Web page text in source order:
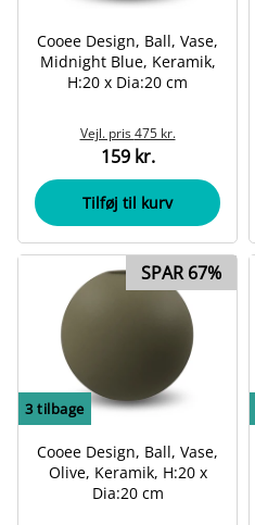
Cooee Design, Ball, Vase,
Midnight Blue, Keramik,
H:20 x Dia:20 cm
Vejl. pris475 kr.
159 kr.
Tilføj til kurv
3tilbage
SPAR 67%
Cooee Design, Ball, Vase,
Olive, Keramik, H:20 x
Dia:20 cm